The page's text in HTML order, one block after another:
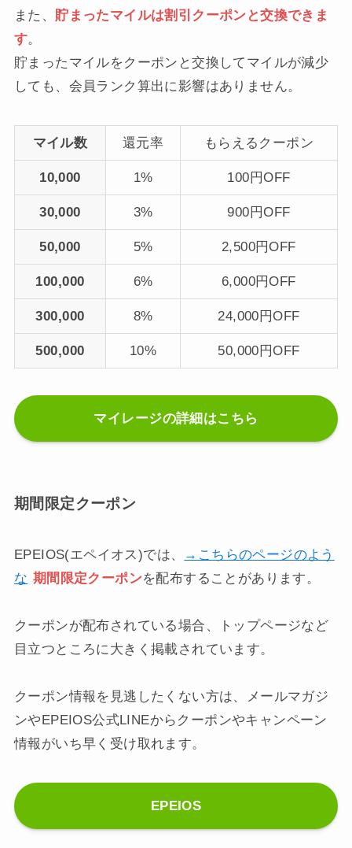
また、 貯まったマイルは割引クーポンと交換できま
す。
貯まったマイルをクーポンと交換してマイルが減少
しても、会員ランク算出に影響はありません。
マイル数 還元率 もらえるクーポン
10,000 1% 100円OFF
30,000 3% 900円OFF
50,000 5% 2,500円OFF
100,000 6% 6,000円OFF
300,000 8% 24,000円OFF
500,000 10% 50,000円OFF
マイレージの詳細はこちら
期間限定クーポン
EPEIOS(エペイオス)では、
→こちらのページのよう
な 期間限定クーポンを配布することがあります。
クーポンが配布されている場合、トップページなど
目立つところに大きく掲載されています。
クーポン情報を見逃したくない方は、メールマガジ
ンやEPEIOS公式LINEからクーポンやキャンペーン
情報がいち早く受け取れます。
EPEIOS